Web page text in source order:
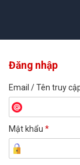
Đăng nhập
Email / Tên truy
Mật khẩu *